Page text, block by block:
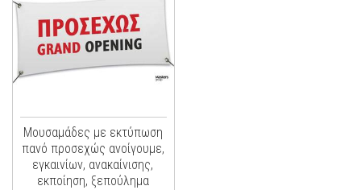
Μουσαμάδες με εκτύπωση
πανό προσεχώς ανοίγουμε,
εγκαινίων, ανακαίνισης,
εκποίηση, ξεπούλημα